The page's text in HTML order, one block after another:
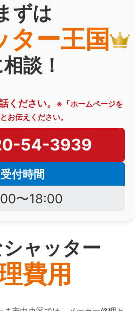
ずは
ター王国
談！
ください。
※「ホームページを
お伝えください。
54-3939
受付時間
〜18:00
ャッター
費用